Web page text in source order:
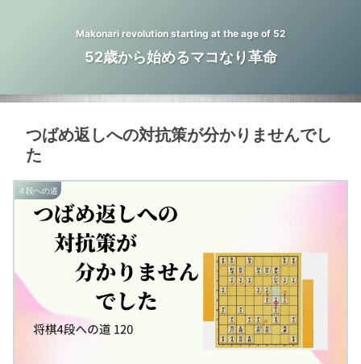
Makonari revolution starting at the age of 52
52歳から始めるマコなり革命
つばめ返しへの対抗策が分かりませんでし
た
４段への道